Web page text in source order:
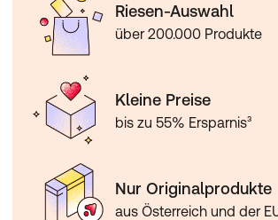
Riesen-Auswahl
über 200.000 Produkte
Kleine Preise
bis zu 55% Ersparnis³
Nur Originalprodukte
aus Österreich und der